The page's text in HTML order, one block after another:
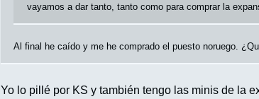
vayamos a dar tanto, tanto como para comprar la
Al final he caído y me he comprado el puesto noruego.
Yo lo pillé por KS y también tengo las minis de la